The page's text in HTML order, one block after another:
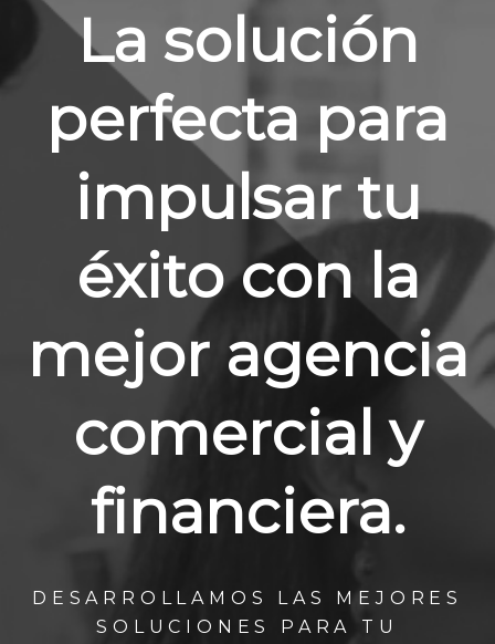
La solución
perfecta para
impulsar tu
éxito con la
mejor agencia
comercial y
financiera.
DESARROLLAMOS LAS MEJORES
SOLUCIONES PARA TU